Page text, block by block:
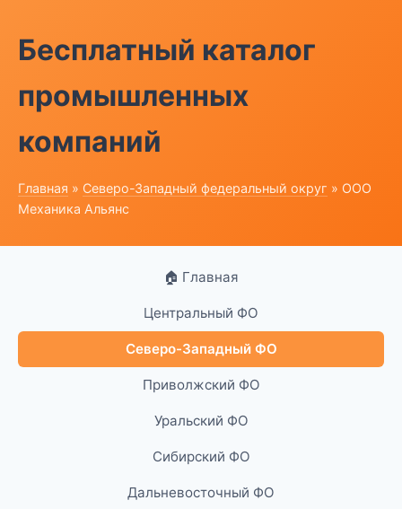
Бесплатный каталог
промышленных
компаний
Главная » Северо-Западный федеральный округ » ООО
Механика Альянс
🏠 Главная
Центральный ФО
Северо-Западный ФО
Приволжский ФО
Уральский ФО
Сибирский ФО
Дальневосточный ФО